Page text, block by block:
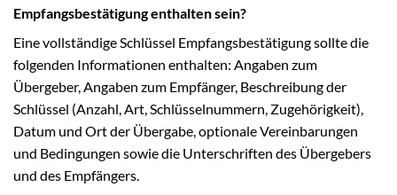
Empfangsbestätigung enthalten sein?
Eine vollständige Schlüssel Empfangsbestätigung sollte die
folgenden Informationen enthalten: Angaben zum
Übergeber, Angaben zum Empfänger, Beschreibung der
Schlüssel (Anzahl, Art, Schlüsselnummern, Zugehörigkeit),
Datum und Ort der Übergabe, optionale Vereinbarungen
und Bedingungen sowie die Unterschriften des Übergebers
und des Empfängers.